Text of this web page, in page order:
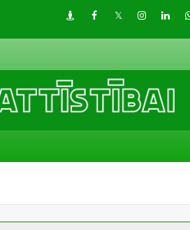
DraugiemFacebook
TwitterInstagram